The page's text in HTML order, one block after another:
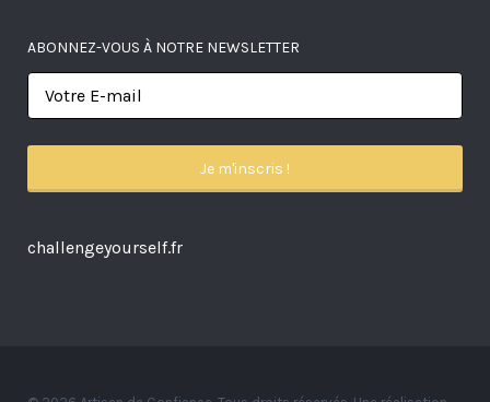
ABONNEZ-VOUS À NOTRE NEWSLETTER
challengeyourself.fr